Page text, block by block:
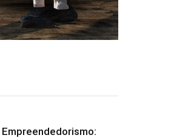
Empreendedorismo: